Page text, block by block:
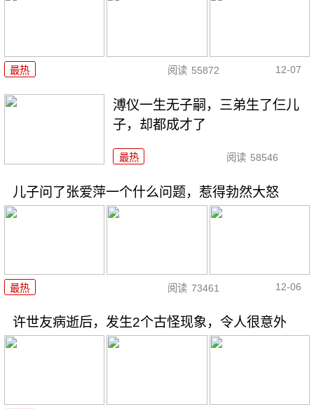
最热 阅读 55872 12-07
溥仪一生无子嗣，三弟生了仨儿
子，却都成才了
最热 阅读 58546
儿子问了张爱萍一个什么问题，惹得勃然大怒
最热 阅读 73461 12-06
许世友病逝后，发生2个古怪现象，令人很意外